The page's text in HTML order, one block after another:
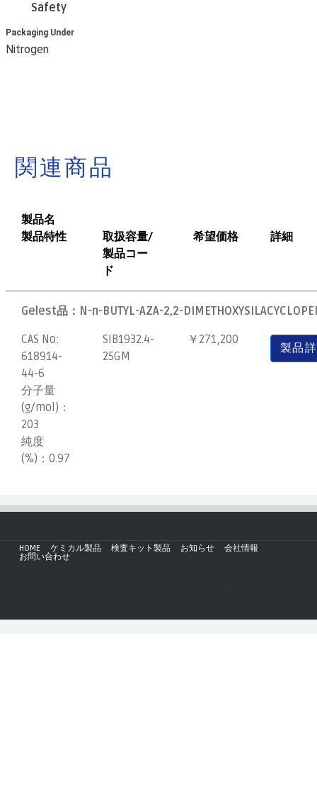
Safety
Packaging Under
Nitrogen
関連商品
製品名
製品特性
取扱容量/
製品コー
ド
希望価格 詳細
Gelest品： N-n-BUTYL-AZA-2,2-
CAS No:
618914-
44-6
分子量
(g/mol)：
203
純度
(%)：0.97
SIB1932.4-
25GM
￥271,200
製品
HOME ケミカル製品 検査キット製品 お知らせ
会社情報
お問い合わせ